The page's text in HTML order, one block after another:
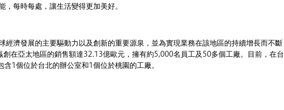
，每時每處，讓生活變得更加美好。
經濟發展的主要驅動力以及創新的重要源泉，並為實現業務在該地區的持續增長而不斷
在亞太地區的銷售額達32.13億歐元，擁有約5,000名員工及50多個工廠。目前，在台
1個位於台北的辦公室和1個位於桃園的工廠。